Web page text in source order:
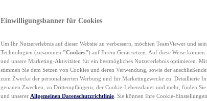
Einwilligungsbanner für Cookies
Um Ihr Nutzererlebnis auf dieser Website zu verbessern, möchten TeamViewer und
Technologien (zusammen "Cookies") auf Ihrem Gerät setzen. Auf diese Weise
und unsere Marketing-Aktivitäten für ein bestmögliches Nutzererlebnis optimieren.
stimmen Sie dem Setzen von Cookies und deren Verwendung, sowie der
zum Zwecke der personalisierten Werbung und für Marketingzwecke zu. Detaillierte
genauen Zwecken, zu Drittempfängern, der Cookie-Lebensdauer und mehr, finden
und unserer Allgemeinen Datenschutzrichtlinie . Sie können Ihre Cookie-